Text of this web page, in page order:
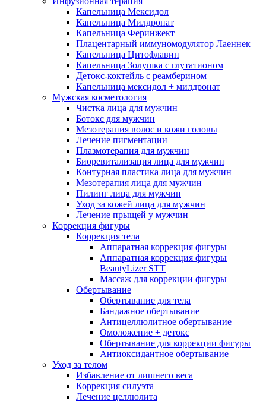
Капельница Мексидол
Капельница Милдронат
Капельница Феринжект
Плацентарный иммуномодулятор Лаеннек
Капельница Цитофлавин
Капельница Золушка с глутатионом
Детокс-коктейль с реамберином
Капельница мексидол + милдронат
Мужская косметология
Чистка лица для мужчин
Ботокс для мужчин
Мезотерапия волос и кожи головы
Лечение пигментации
Плазмотерапия для мужчин
Биоревитализация лица для мужчин
Контурная пластика лица для мужчин
Мезотерапия лица для мужчин
Пилинг лица для мужчин
Уход за кожей лица для мужчин
Лечение прыщей у мужчин
Коррекция фигуры
Коррекция тела
Аппаратная коррекция фигуры
Аппаратная коррекция фигуры
BeautyLizer STT
Массаж для коррекции фигуры
Обертывание
Обертывание для тела
Бандажное обертывание
Антицеллюлитное обертывание
Омоложение + детокс
Обертывание для коррекции фигуры
Антиоксидантное обертывание
Уход за телом
Избавление от лишнего веса
Коррекция силуэта
Лечение целлюлита